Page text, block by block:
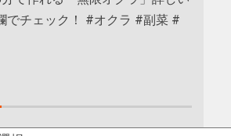
でチェック！ #オクラ #副菜 #